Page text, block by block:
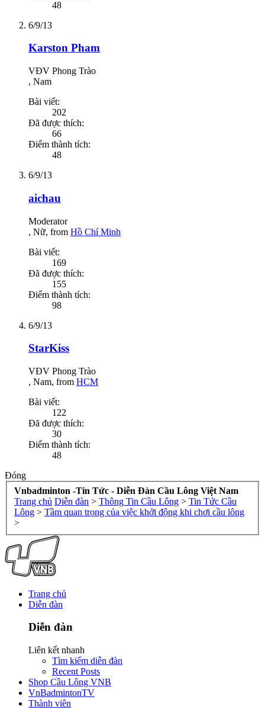
48
6/9/13
Karston Pham
VĐV Phong Trào
, Nam
Bài viết:
202
Đã được thích:
66
Điểm thành tích:
48
6/9/13
aichau
Moderator
, Nữ, from Hồ Chí Minh
Bài viết:
169
Đã được thích:
155
Điểm thành tích:
98
6/9/13
StarKiss
VĐV Phong Trào
, Nam, from HCM
Bài viết:
122
Đã được thích:
30
Điểm thành tích:
48
Đóng
Vnbadminton -Tin Tức - Diễn Đàn Cầu Lông Việt Nam
Trang chủ Diễn đàn > Thông Tin Cầu Lông > Tin Tức Cầu
Lông > Tầm quan trọng của việc khởi động khi chơi cầu lông
>
Trang chủ
Diễn đàn
Diễn đàn
Liên kết nhanh
Tìm kiếm diễn đàn
Recent Posts
Shop Cầu Lông VNB
VnBadmintonTV
Thành viên